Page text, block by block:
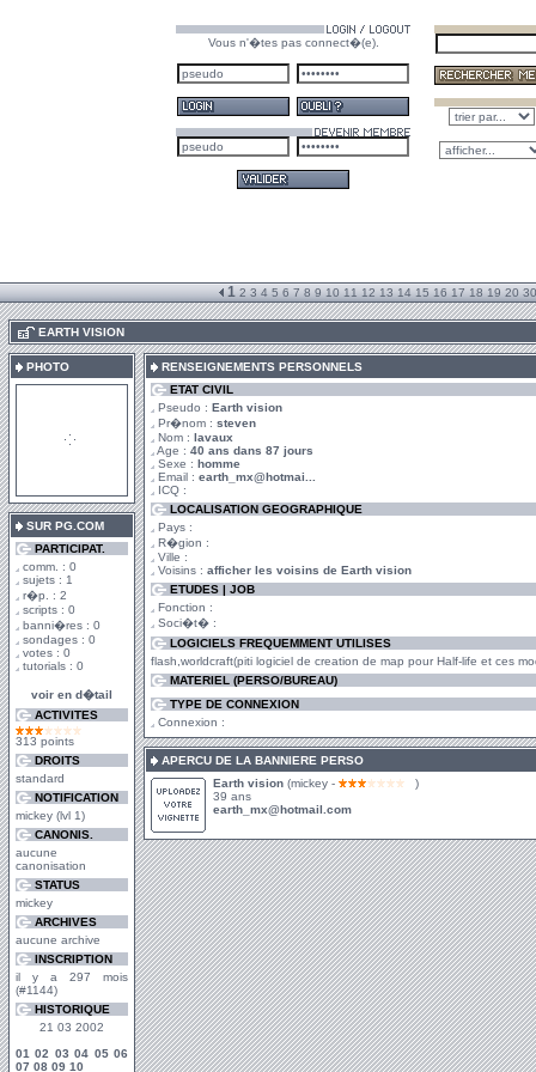
Vous n'�tes pas connect�(e).
1 2 3 4 5 6 7 8 9 10 11 12 13 14 15 16 17 18 19 20 30
EARTH VISION
PHOTO
SUR PG.COM
PARTICIPAT.
comm. : 0
sujets : 1
r�p. : 2
scripts : 0
banni�res : 0
sondages : 0
votes : 0
tutorials : 0
voir en d�tail
ACTIVITES
313 points
DROITS
standard
NOTIFICATION
mickey (lvl 1)
CANONIS.
aucune
canonisation
STATUS
mickey
ARCHIVES
aucune archive
INSCRIPTION
il y a 297 mois
(#1144)
HISTORIQUE
21 03 2002
01 02 03 04 05 06
07 08 09 10
RENSEIGNEMENTS PERSONNELS
ETAT CIVIL
Pseudo : Earth vision
Pr�nom : steven
Nom : lavaux
Age : 40 ans dans 87 jours
Sexe : homme
Email : earth_mx@hotmai...
ICQ :
LOCALISATION GEOGRAPHIQUE
Pays :
R�gion :
Ville :
Voisins : afficher les voisins de Earth vision
ETUDES | JOB
Fonction :
Soci�t� :
LOGICIELS FREQUEMMENT UTILISES
flash,worldcraft(piti logiciel de creation de map pour Half-life et ces
MATERIEL (PERSO/BUREAU)
TYPE DE CONNEXION
Connexion :
APERCU DE LA BANNIERE PERSO
Earth vision (mickey -
)
39 ans
earth_mx@hotmail.com